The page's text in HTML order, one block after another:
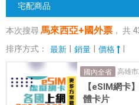
宅配商品
本次搜尋 馬來西亞+國外票 ， 共
排序方式：
最新 銷量 價格
國內全省 高雄
【eSIM網卡
體卡片